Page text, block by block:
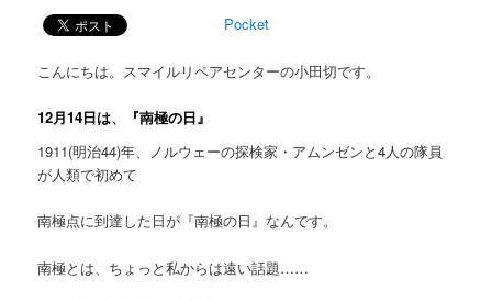
Pocket
こんにちは。スマイルリペアセンターの小田切です。
12月14日は、『南極の日』
1911(明治44)年、ノルウェーの探検家・アムンゼンと4人の隊員
が人類で初めて
南極点に到達した日が『南極の日』なんです。
南極とは、ちょっと私からは遠い話題……